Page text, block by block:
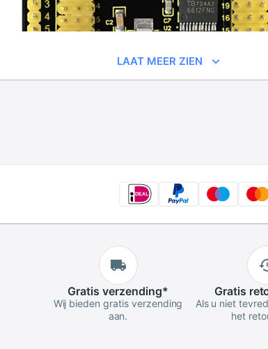
LAAT MEER ZIEN
Gratis verzending*
Wij bieden gratis verzending
aan.
Gratis
Als u niet
het